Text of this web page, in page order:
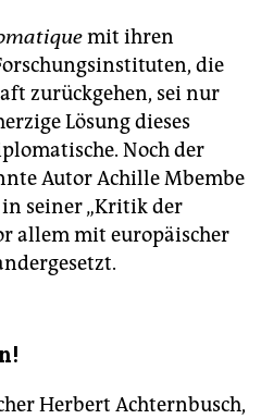
mit ihren
die
zurückgehen, sei nur
Lösung dieses
Noch der
Autor Achille Mbembe
seiner „Kritik der
allem mit europäischer
Herbert Achternbusch,